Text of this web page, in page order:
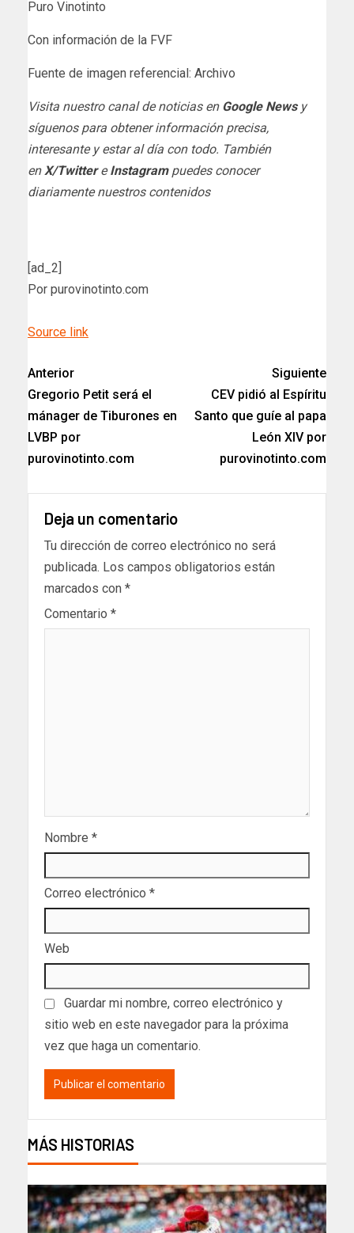
Puro Vinotinto
Con información de la FVF
Fuente de imagen referencial: Archivo
Visita nuestro canal de noticias en Google Newsy
síguenos para obtener información precisa,
interesante y estar al día con todo. También
enX/TwittereInstagrampuedes conocer
diariamente nuestros contenidos
[ad_2]
Por purovinotinto.com
Source link
Anterior
Gregorio Petit será el
mánager de Tiburones en
LVBP por
purovinotinto.com
Siguiente
CEV pidió al Espíritu
Santo que guíe al papa
León XIV por
purovinotinto.com
Deja un comentario
Tu dirección de correo electrónico no será
publicada. Los campos obligatorios están
marcados con *
Comentario *
Nombre *
Correo electrónico *
Web
Guardar mi nombre, correo electrónico y
sitio web en este navegador para la próxima
vez que haga un comentario.
MÁS HISTORIAS